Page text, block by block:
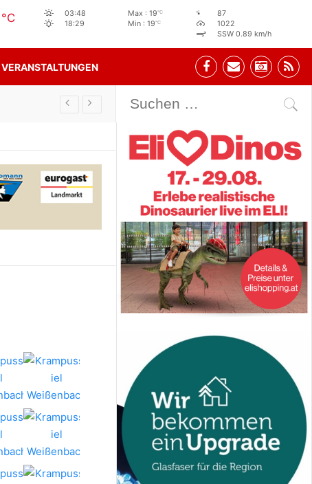
°C
03:48
18:29
Max : 19°C
Min : 19°C
87
1022
SSW 0.89 km/h
VERANSTALTUNGEN